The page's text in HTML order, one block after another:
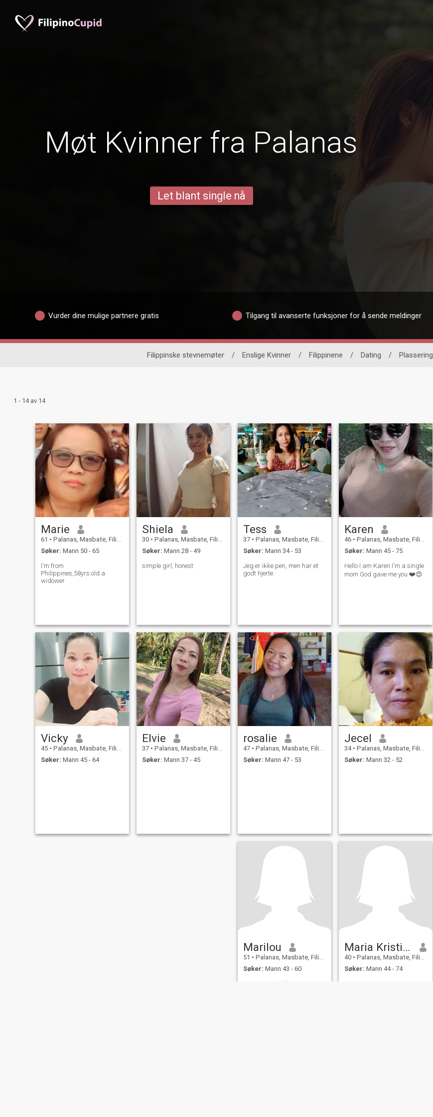
Møt Kvinner fra Palanas
Let blant single nå
Vurder dine mulige partnere gratis Tilgang til avanserte funksjoner for å sende meldinger
Filippinske stevnemøter / Enslige Kvinner / Filippinene / Dating / Plassering
1 - 14 av 14
Marie
61 • Palanas, Masbate, Filippinene
Søker: Mann 50 - 65
I'm from
Philippines,58yrs.old a
widower
Shiela
30 • Palanas, Masbate, Filippinene
Søker: Mann 28 - 49
simple girl, honest
Tess
37 • Palanas, Masbate, Filippinene
Søker: Mann 34 - 53
Jeg er ikke pen, men har et
godt hjerte.
Karen
46 • Palanas, Masbate, Filippinene
Søker: Mann 45 - 75
Hello I am Karen I'm a single
mom God gave me you ❤️😍
Vicky
45 • Palanas, Masbate, Filippinene
Søker: Mann 45 - 64
Elvie
37 • Palanas, Masbate, Filippinene
Søker: Mann 37 - 45
rosalie
47 • Palanas, Masbate, Filippinene
Søker: Mann 47 - 53
Jecel
34 • Palanas, Masbate, Filippinene
Søker: Mann 32 - 52
Marilou
51 • Palanas, Masbate, Filippinene
Søker: Mann 43 - 60
Jeg er en enkel kvinne.
Maria Kristina Salve Palacio I
40 • Palanas, Masbate, Filippinene
Søker: Mann 44 - 74